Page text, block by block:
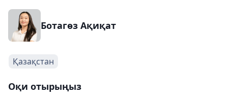
Ботагөз Ақиқат
Қазақстан
Оқи отырыңыз